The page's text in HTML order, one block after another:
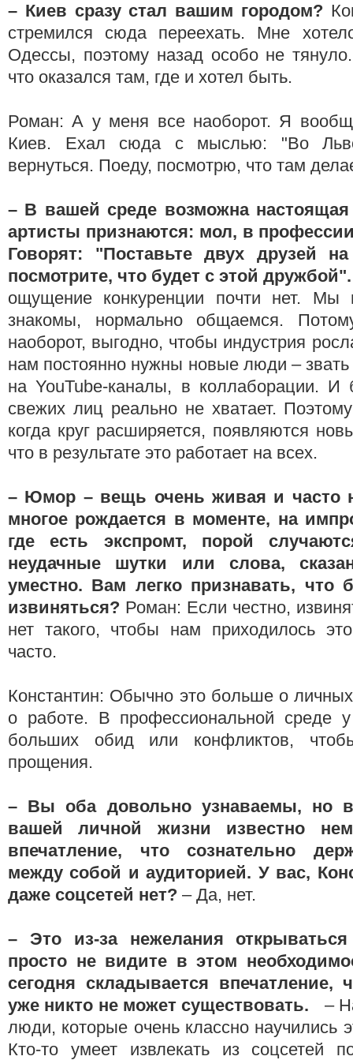
– Киев сразу стал вашим городом?
стремился сюда переехать. Мне
Одессы, поэтому назад особо не
что оказался там, где и хотел быть.
Роман: А у меня все наоборот. Я
Киев. Ехал сюда с мыслью: "Во
вернуться. Поеду, посмотрю, что там
– В вашей среде возможна
артисты признаются: мол, в
Говорят: "Поставьте двух друзей
посмотрите, что будет с этой
ощущение конкуренции почти нет. Мы
знакомы, нормально общаемся.
наоборот, выгодно, чтобы индустрия
нам постоянно нужны новые люди – звать
на YouTube-каналы, в коллаборации. И
свежих лиц реально не хватает.
когда круг расширяется, появляются
что в результате это работает на всех.
– Юмор – вещь очень живая и часто
многое рождается в моменте, на
где есть экспромт, порой
неудачные шутки или слова,
уместно. Вам легко признавать,
извиняться? Роман: Если честно,
нет такого, чтобы нам приходилось
часто.
Константин: Обычно это больше о
о работе. В профессиональной среде
больших обид или конфликтов,
прощения.
– Вы оба довольно узнаваемы, но
вашей личной жизни известно
впечатление, что сознательно
между собой и аудиторией. У вас,
даже соцсетей нет? – Да, нет.
– Это
из-за нежелания
просто не видите в этом
сегодня складывается впечатление,
уже никто не может существовать.
–
люди, которые очень классно научились
Кто-то умеет извлекать из соцсетей